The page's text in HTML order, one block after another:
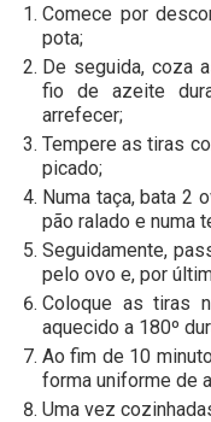
Comece por
pota;
De seguida, coza
fio de azeite
arrefecer;
Tempere as tiras
picado;
Numa taça, bata 2
pão ralado e numa
Seguidamente,
pelo ovo e, por
Coloque as tiras
aquecido a 180º
Ao fim de 10
forma uniforme de
Uma vez